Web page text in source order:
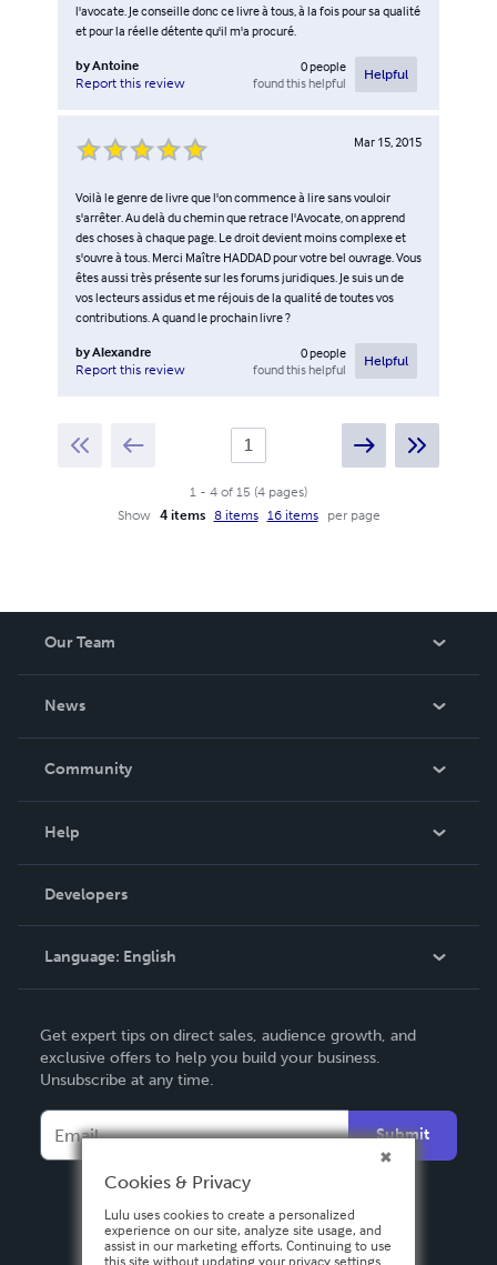
l'avocate. Je conseille donc ce livre à tous, à la fois pour sa qualité
et pour la réelle détente qu'il m'a procuré.
byAntoine
Report this review
0people
found this helpful
Helpful
Mar 15, 2015
Voilà le genre de livre que l'on commence à lire sans vouloir
s'arrêter. Au delà du chemin que retrace l'Avocate, on apprend
des choses à chaque page. Le droit devient moins complexe et
s'ouvre à tous. Merci Maître HADDAD pour votre bel ouvrage. Vous
êtes aussi très présente sur les forums juridiques. Je suis un de
vos lecteurs assidus et me réjouis de la qualité de toutes vos
contributions. A quand le prochain livre ?
byAlexandre
Report this review
0people
found this helpful
Helpful
1 - 4 of 15 (4 pages)
Show
4 items 8 items 16 items per page
Our Team
News
In The News
Community
Podcast
Help
Order Lookup
Knowledge Base
Contact Support
Developers
Language: English
Deutsch
Français
Español
Get expert tips on direct sales, audience growth, and
exclusive offers to help you build your business.
Unsubscribe at any time.
Submit
Cookies & Privacy
Lulu uses cookies to create a personalized
experience on our site, analyze site usage, and
assist in our marketing efforts. Continuing to use
this site without updating your privacy settings